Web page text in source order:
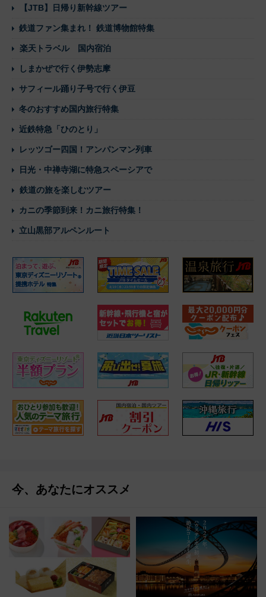
【JTB】日帰り新幹線ツアー
鉄道ファン集まれ！ 鉄道博物館特集
楽天トラベル 国内宿泊
しまかぜで行く伊勢志摩
サフィール踊り子号で行く伊豆
冬のおすすめ国内旅行特集
近鉄特急「ひのとり」
レッツゴー四国！アンパンマン列車
日光・中禅寺湖に特急スペーシアで
鉄道の旅を楽しむツアー
カニの季節到来！カニ旅行特集！
立山黒部アルペンルート
今、あなたにオススメ